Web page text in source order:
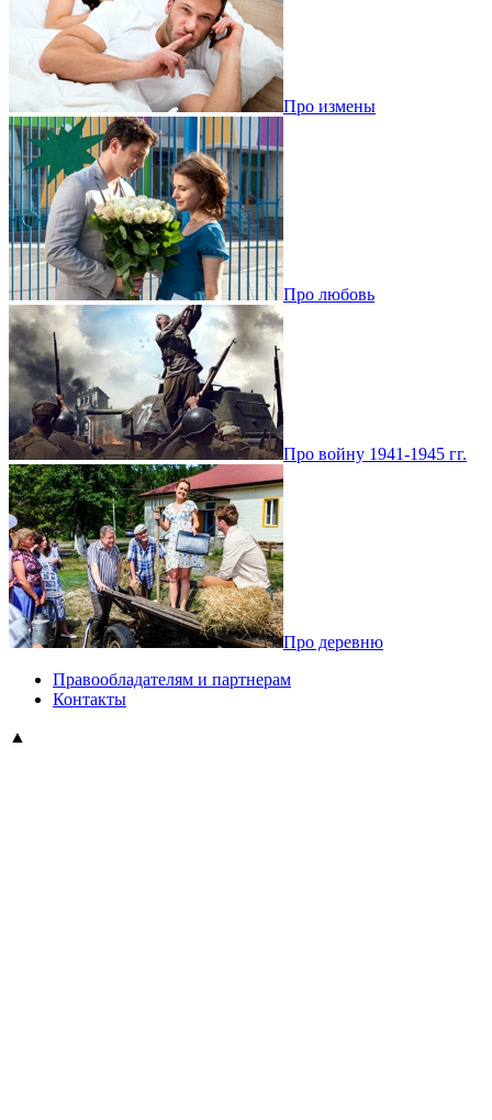
Про измены
Про любовь
Про войну 1941-1945 гг.
Про деревню
Правообладателям и партнерам
Контакты
▲